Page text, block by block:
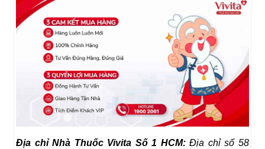
Địa chỉ Nhà Thuốc Vivita Số 1 HCM:Địa chỉ số 58